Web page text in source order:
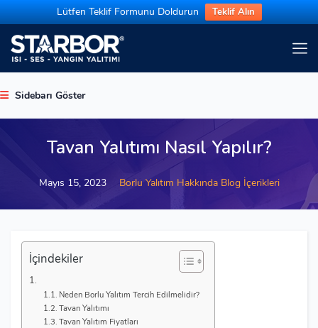
Lütfen Teklif Formunu Doldurun Teklif Alın
Sidebarı Göster
Tavan Yalıtımı Nasıl Yapılır?
Mayıs 15, 2023 Borlu Yalıtım Hakkında Blog İçerikleri
İçindekiler
Neden Borlu Yalıtım Tercih Edilmelidir?
Tavan Yalıtımı
Tavan Yalıtım Fiyatları